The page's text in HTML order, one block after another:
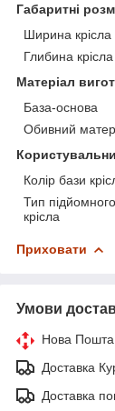
Габаритні
Ширина крісла
Глибина крісла
Матеріал
База-основа
Обивний
Колір бази
Тип
крісла
Приховати
Умови
Нова Пошта
Доставка
Доставка